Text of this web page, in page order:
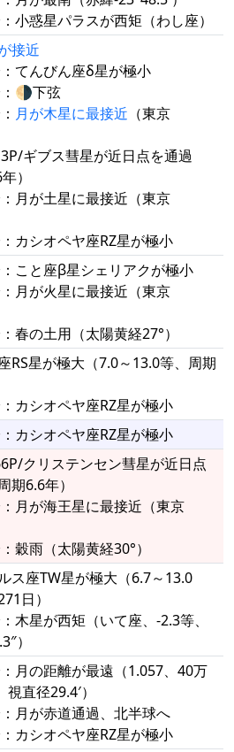
小惑星パラスが西矩（わし座）
接近
てんびん座δ星が極小
🌗下弦
月が木星に最接近 （東京
ギブス彗星が近日点を通過
）
月が土星に最接近（東京
カシオペヤ座RZ星が極小
こと座β星シェリアクが極小
月が火星に最接近（東京
春の土用（太陽黄経27°）
RS星が極大（7.0～13.0等、周期
カシオペヤ座RZ星が極小
カシオペヤ座RZ星が極小
クリステンセン彗星が近日点
期6.6年）
月が海王星に最接近（東京
穀雨（太陽黄経30°）
ス座TW星が極大（6.7～13.0
日）
木星が西矩（いて座、-2.3等、
）
月の距離が最遠（1.057、40万
直径29.4′）
月が赤道通過、北半球へ
カシオペヤ座RZ星が極小